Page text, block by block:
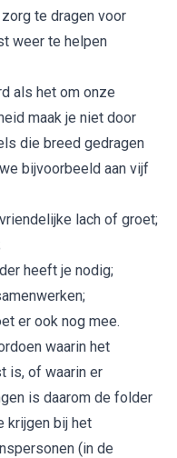
te dragen voor
weer te helpen
als het om onze
maak je niet door
die breed gedragen
bijvoorbeeld aan vijf
lach of groet;
heeft je nodig;
er ook nog mee.
waarin het
is, of waarin er
is daarom de folder
krijgen bij het
(in de